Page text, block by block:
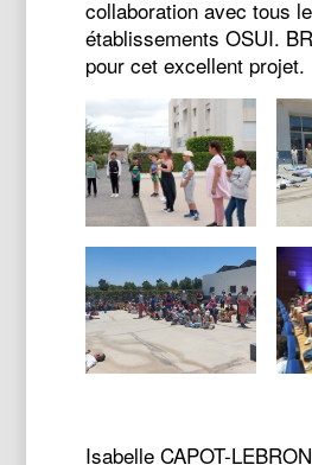
collaboration avec tous
établissements OSUI.
pour cet excellent projet.
Isabelle CAPOT-LEBRON